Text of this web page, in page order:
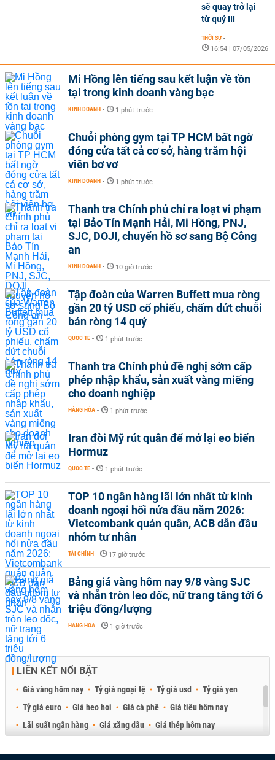
sẽ quay trở lại
từ quý III
THỜI SỰ -
16:54 | 07/05/2026
Mi Hồng lên tiếng sau kết luận về tồn
tại trong kinh doanh vàng bạc
KINH DOANH - 1 phút trước
Chuỗi phòng gym tại TP HCM bất ngờ
đóng cửa tất cả cơ sở, hàng trăm hội
viên bơ vơ
KINH DOANH - 1 phút trước
Thanh tra Chính phủ chỉ ra loạt vi phạm
tại Bảo Tín Mạnh Hải, Mi Hồng, PNJ,
SJC, DOJI, chuyển hồ sơ sang Bộ Công
an
KINH DOANH - 10 giờ trước
Tập đoàn của Warren Buffett mua ròng
gần 20 tỷ USD cổ phiếu, chấm dứt chuỗi
bán ròng 14 quý
QUỐC TẾ - 1 phút trước
Thanh tra Chính phủ đề nghị sớm cấp
phép nhập khẩu, sản xuất vàng miếng
cho doanh nghiệp
HÀNG HÓA - 1 phút trước
Iran đòi Mỹ rút quân để mở lại eo biển
Hormuz
QUỐC TẾ - 1 phút trước
TOP 10 ngân hàng lãi lớn nhất từ kinh
doanh ngoại hối nửa đầu năm 2026:
Vietcombank quán quân, ACB dẫn đầu
nhóm tư nhân
TÀI CHÍNH - 17 giờ trước
Bảng giá vàng hôm nay 9/8 vàng SJC
và nhẫn tròn leo dốc, nữ trang tăng tới 6
triệu đồng/lượng
HÀNG HÓA - 1 giờ trước
LIÊN KẾT NỔI BẬT
Giá vàng hôm nay Tỷ giá ngoại tệ Tỷ giá usd
Tỷ giá yen
Tỷ giá euro
Giá heo hơi Giá cà phê
Giá tiêu hôm nay
Lãi suất ngân hàng
Giá xăng dầu
Giá thép hôm nay